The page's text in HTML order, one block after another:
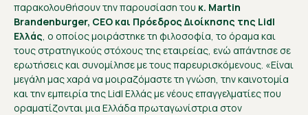
παρακολουθήσουν την παρουσίαση του κ. Martin
Brandenburger, CEO και Πρόεδρος Διοίκησης της Lidl
Ελλάς, ο οποίος μοιράστηκε τη φιλοσοφία, το όραμα και
τους στρατηγικούς στόχους της εταιρείας, ενώ απάντησε σε
ερωτήσεις και συνομίλησε με τους παρευρισκόμενους. «Είναι
μεγάλη μας χαρά να μοιραζόμαστε τη γνώση, την καινοτομία
και την εμπειρία της Lidl Ελλάς με νέους επαγγελματίες που
οραματίζονται μια Ελλάδα πρωταγωνίστρια στον